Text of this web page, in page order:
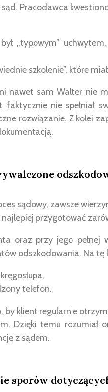
Pracodawca
„typowym”
szkolenie”, które
nawet sam Walter nie
faktycznie nie spełniał
rozwiązanie. Z kolei
sądowy, zawsze
przygotować
oraz przy jego pełnej
odszkodowania. Na tę
telefon.
by klient regularnie
Dzięki temu rozumiał
z sądem.
sporów